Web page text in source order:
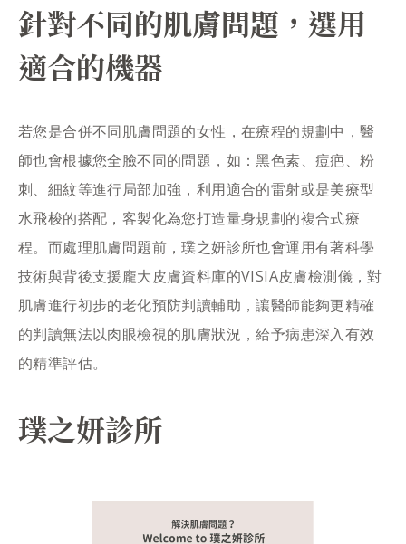
針對不同的肌膚問題，選用
適合的機器
若您是合併不同肌膚問題的女性，在療程的規劃中，醫
師也會根據您全臉不同的問題，如：黑色素、痘疤、粉
刺、細紋等進行局部加強，利用適合的雷射或是美療型
水飛梭的搭配，客製化為您打造量身規劃的複合式療
程。而處理肌膚問題前，璞之妍診所也會運用有著科學
技術與背後支援龐大皮膚資料庫的VISIA皮膚檢測儀，對
肌膚進行初步的老化預防判讀輔助，讓醫師能夠更精確
的判讀無法以肉眼檢視的肌膚狀況，給予病患深入有效
的精準評估。
璞之妍診所